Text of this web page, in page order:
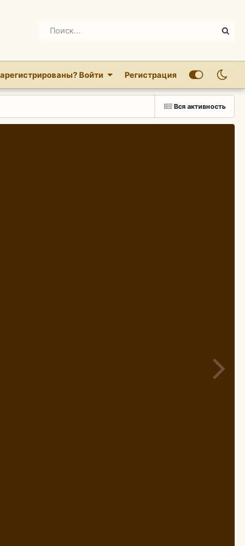
Войти Регистрация
Вся активность